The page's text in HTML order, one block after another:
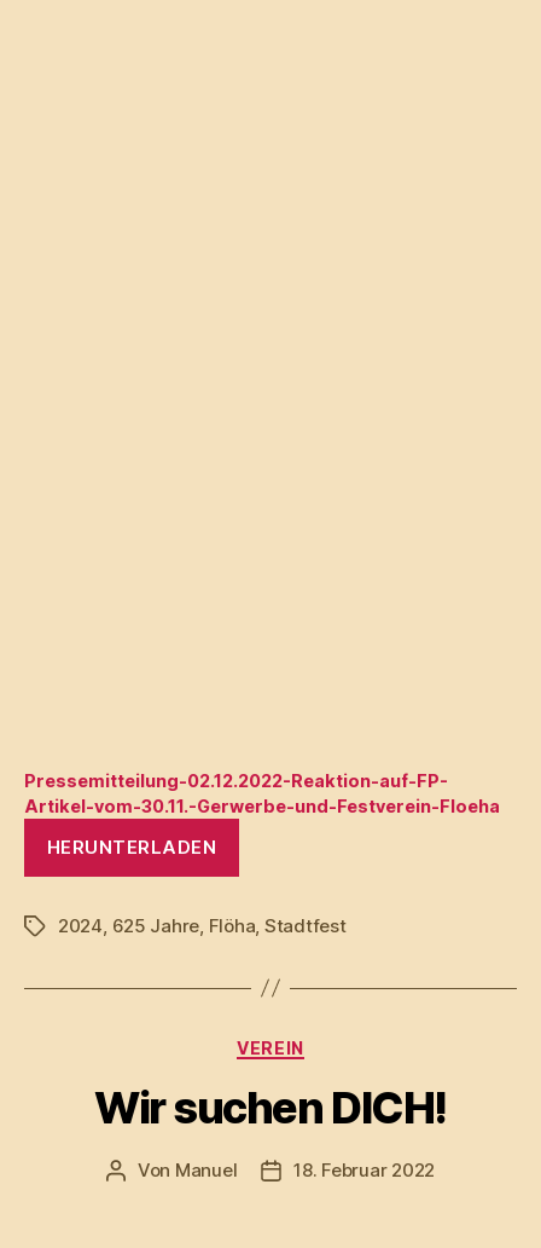
Pressemitteilung-02.12.2022-Reaktion-auf-FP-
Artikel-vom-30.11.-Gerwerbe-und-Festverein-Floeha
HERUNTERLADEN
Schlagwörter
2024 625 Jahre Flöha Stadtfest
Kategorien
VEREIN
Wir suchen DICH!
Beitragsautor
Von Manuel Veröffentlichungsdatum
18. Februar 2022